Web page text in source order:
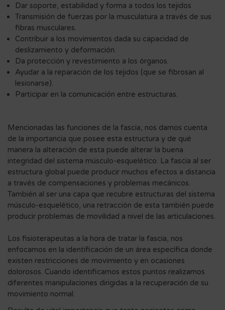
Dar soporte, estabilidad y forma a todos los tejidos
Transmisión de fuerzas por la musculatura a través de sus
fibras musculares.
Contribuir a los movimientos dada su capacidad de
deslizamiento y deformación.
Da protección y revestimiento a los órganos.
Ayudar a la reparación de los tejidos (que se fibrosan al
lesionarse).
Participar en la comunicación entre estructuras.
Mencionadas las funciones de la fascia, nos damos cuenta
de la importancia que posee esta estructura y de qué
manera la alteración de esta puede alterar la buena
integridad del sistema músculo-esquelético. La fascia al ser
estructura global puede producir muchos efectos a distancia
a través de compensaciones y problemas mecánicos.
También al ser una capa que recubre estructuras del sistema
músculo-esquelético, una retracción de esta también puede
producir problemas de movilidad a nivel de las articulaciones.
Los fisioterapeutas a la hora de tratar la fascia, nos
enfocamos en la identificación de un área específica donde
existen restricciones de movimiento y en ocasiones
dolorosos. Cuando identificamos estos puntos realizamos
diferentes manipulaciones dirigidas a la recuperación de su
movimiento normal.